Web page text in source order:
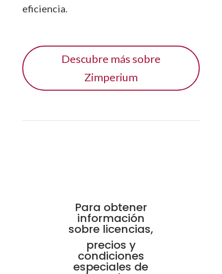
eficiencia.
Descubre más sobre
Zimperium
Para obtener
información
sobre licencias,
precios y
condiciones
especiales de